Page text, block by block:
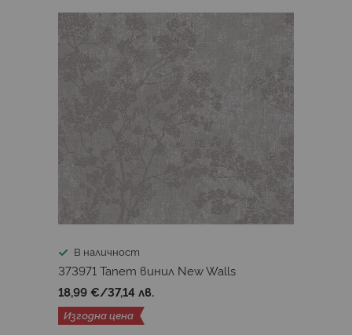
В наличност
373971 Тапет винил New Walls
18,99 €/37,14 лв.
Изгодна цена